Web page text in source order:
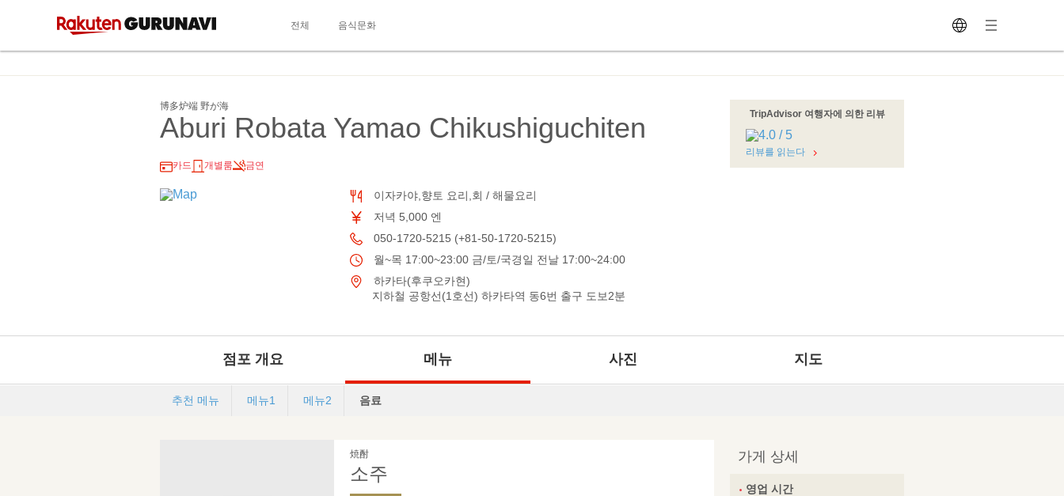
전체 음식문화
博多炉端 野が海
Aburi Robata Yamao Chikushiguchiten
카드 개별룸 금연
이자카야,향토 요리,회 / 해물요리
저녁 5,000 엔
050-1720-5215 (+81-50-1720-5215)
월~목 17:00~23:00 금/토/국경일 전날 17:00~24:00
하카타(후쿠오카현)
지하철 공항선(1호선) 하카타역 동6번 출구 도보2분
TripAdvisor 여행자에 의한 리뷰
리뷰를 읽는다
점포 개요 메뉴 사진 지도
추천 메뉴 메뉴1 메뉴2 음료
焼酎
소주
가게 상세
영업 시간